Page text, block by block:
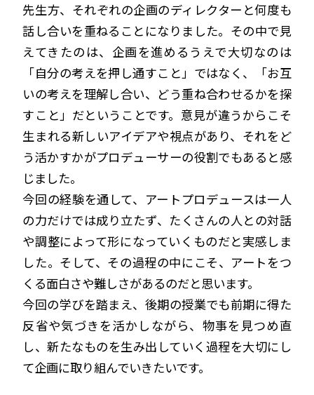
先生方、それぞれの企画のディレクターと何度も
話し合いを重ねることになりました。その中で見
えてきたのは、企画を進めるうえで大切なのは
「自分の考えを押し通すこと」ではなく、「お互
いの考えを理解し合い、どう重ね合わせるかを探
すこと」だということです。意見が違うからこそ
生まれる新しいアイデアや視点があり、それをど
う活かすかがプロデューサーの役割でもあると感
じました。
今回の経験を通して、アートプロデュースは一人
の力だけでは成り立たず、たくさんの人との対話
や調整によって形になっていくものだと実感しま
した。そして、その過程の中にこそ、アートをつ
くる面白さや難しさがあるのだと思います。
今回の学びを踏まえ、後期の授業でも前期に得た
反省や気づきを活かしながら、物事を見つめ直
し、新たなものを生み出していく過程を大切にし
て企画に取り組んでいきたいです。